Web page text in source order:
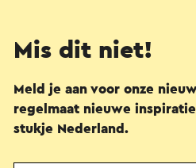
Mis dit niet!
Meld je aan voor onze
regelmaat nieuwe
stukje Nederland.